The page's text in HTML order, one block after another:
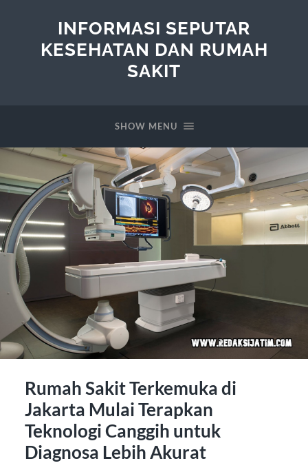
INFORMASI SEPUTAR
KESEHATAN DAN RUMAH
SAKIT
SHOW MENU
Rumah Sakit Terkemuka di
Jakarta Mulai Terapkan
Teknologi Canggih untuk
Diagnosa Lebih Akurat